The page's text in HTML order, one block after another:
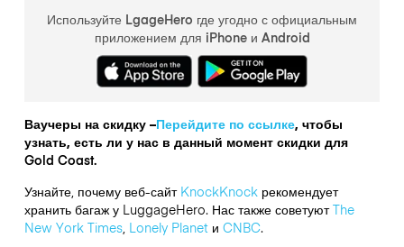
Используйте LgageHero где угодно с официальным
приложением для iPhone и Android
Ваучеры на скидку –Перейдите по ссылке, чтобы
узнать, есть ли у нас в данный момент скидки для
Gold Coast.
Узнайте, почему веб-сайт KnockKnockрекомендует
хранить багаж у LuggageHero. Нас также советуютThe
New York Times, Lonely Planetи CNBC.